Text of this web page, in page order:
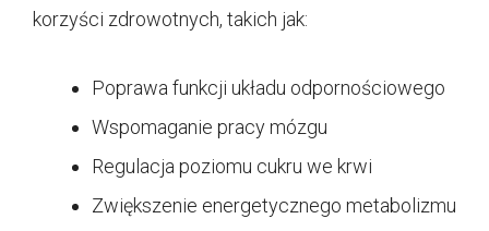
korzyści zdrowotnych, takich jak:
Poprawa funkcji układu odpornościowego
Wspomaganie pracy mózgu
Regulacja poziomu cukru we krwi
Zwiększenie energetycznego metabolizmu